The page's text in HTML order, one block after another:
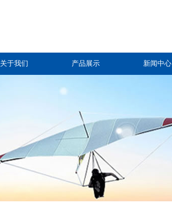
关于我们 产品展示 新闻中心